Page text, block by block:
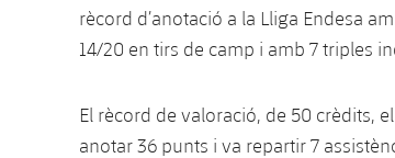
rècord d’anotació a la Lliga Endesa
14/20 en tirs de camp i amb 7 triples
El rècord de valoració, de 50 crèdits,
anotar 36 punts i va repartir 7